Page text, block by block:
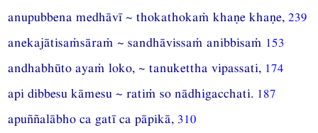
anupubbena medhāvī ~ thokathokaṁ khaṇe khaṇe,239
anekajātisaṁsāraṁ ~ sandhāvissaṁ anibbisaṁ 153
andhabhūto ayaṁ loko, ~ tanukettha vipassati, 174
api dibbesu kāmesu ~ ratiṁ so nādhigacchati. 187
apuññalābho ca gatī ca pāpikā, 310